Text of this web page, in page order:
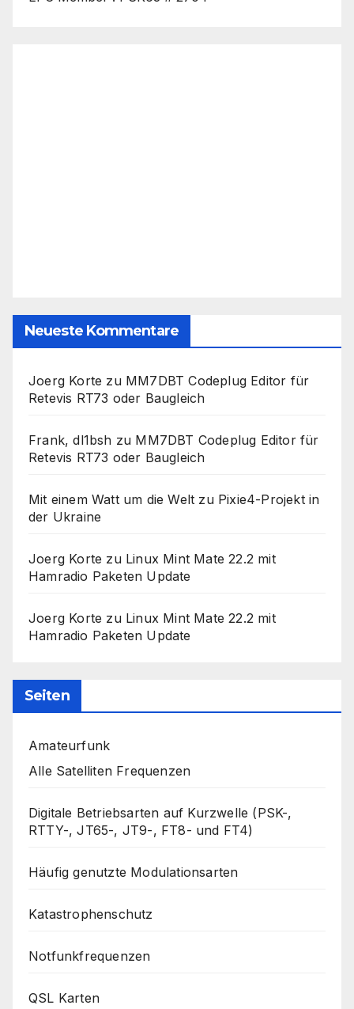
Neueste Kommentare
Joerg Korte zu MM7DBT Codeplug Editor für
Retevis RT73 oder Baugleich
Frank, dl1bsh zu MM7DBT Codeplug Editor für
Retevis RT73 oder Baugleich
Mit einem Watt um die Welt zu Pixie4-Projekt in
der Ukraine
Joerg Korte zu Linux Mint Mate 22.2 mit
Hamradio Paketen Update
Joerg Korte zu Linux Mint Mate 22.2 mit
Hamradio Paketen Update
Seiten
Amateurfunk
Alle Satelliten Frequenzen
Digitale Betriebsarten auf Kurzwelle (PSK-,
RTTY-, JT65-, JT9-, FT8- und FT4)
Häufig genutzte Modulationsarten
Katastrophenschutz
Notfunkfrequenzen
QSL Karten